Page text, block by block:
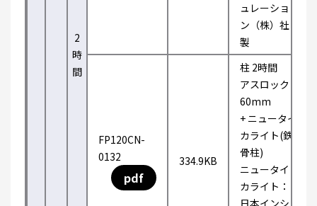
2
時
間
ュレーショ
ン（株）社
製
FP120CN-
0132
pdf
334.9KB
柱 2時間
アスロック
60mm
+ ニュータイ
カライト(鉄
骨柱)
ニュータイ
カライト：
日本インシ